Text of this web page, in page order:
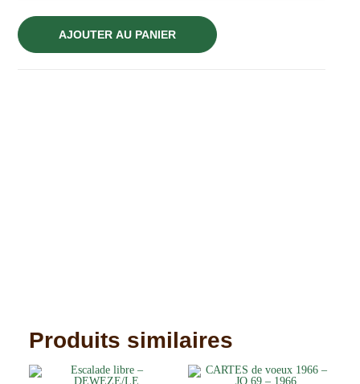
AJOUTER AU PANIER
Produits similaires